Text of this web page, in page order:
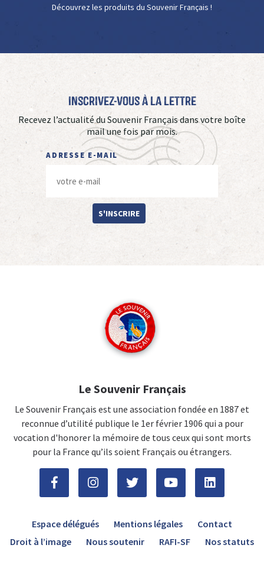
Découvrez les produits du Souvenir Français !
Inscrivez-vous à La Lettre
Recevez l’actualité du Souvenir Français dans votre boîte
mail une fois par mois.
ADRESSE E-MAIL
S'INSCRIRE
Le Souvenir Français
Le Souvenir Français est une association fondée en 1887 et
reconnue d’utilité publique le 1er février 1906 qui a pour
vocation d'honorer la mémoire de tous ceux qui sont morts
pour la France qu’ils soient Français ou étrangers.
Espace délégués Mentions légales
Contact
Droit à l’image
Nous soutenir RAFI-SF Nos statuts